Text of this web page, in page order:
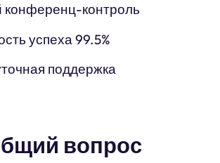
контроль
успеха 99.5%
поддержка
вопрос